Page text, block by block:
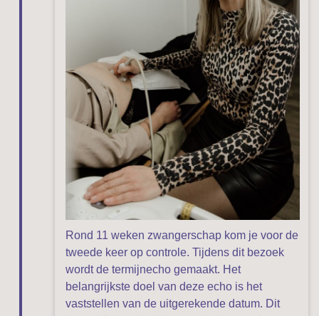
Rond 11 weken zwangerschap kom je voor de
tweede keer op controle. Tijdens dit bezoek
wordt de termijnecho gemaakt. Het
belangrijkste doel van deze echo is het
vaststellen van de uitgerekende datum. Dit